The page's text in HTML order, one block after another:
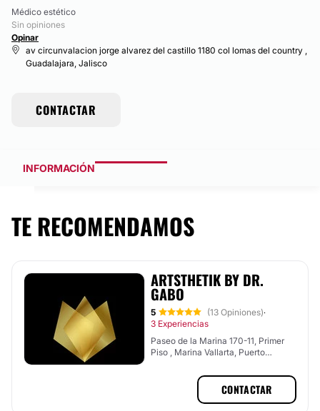
Médico estético
Sin opiniones
Opinar
av circunvalacion jorge alvarez del castillo 1180 col lomas del country ,
Guadalajara, Jalisco
CONTACTAR
INFORMACIÓN
TE RECOMENDAMOS
ARTSTHETIK BY DR.
GABO
5 (13 Opiniones)·
3 Experiencias
Paseo de la Marina 170-11, Primer
Piso , Marina Vallarta, Puerto
CONTACTAR